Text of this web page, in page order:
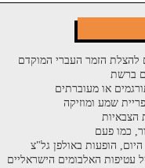
להצלת הזמר העברי המוקדם
ברשת
או מעוברתים
שמע ומוזיקה
הצבאיות
כמו פעם
הופעות באולפן גל"צ
עטיפות האלבומים הישראליים